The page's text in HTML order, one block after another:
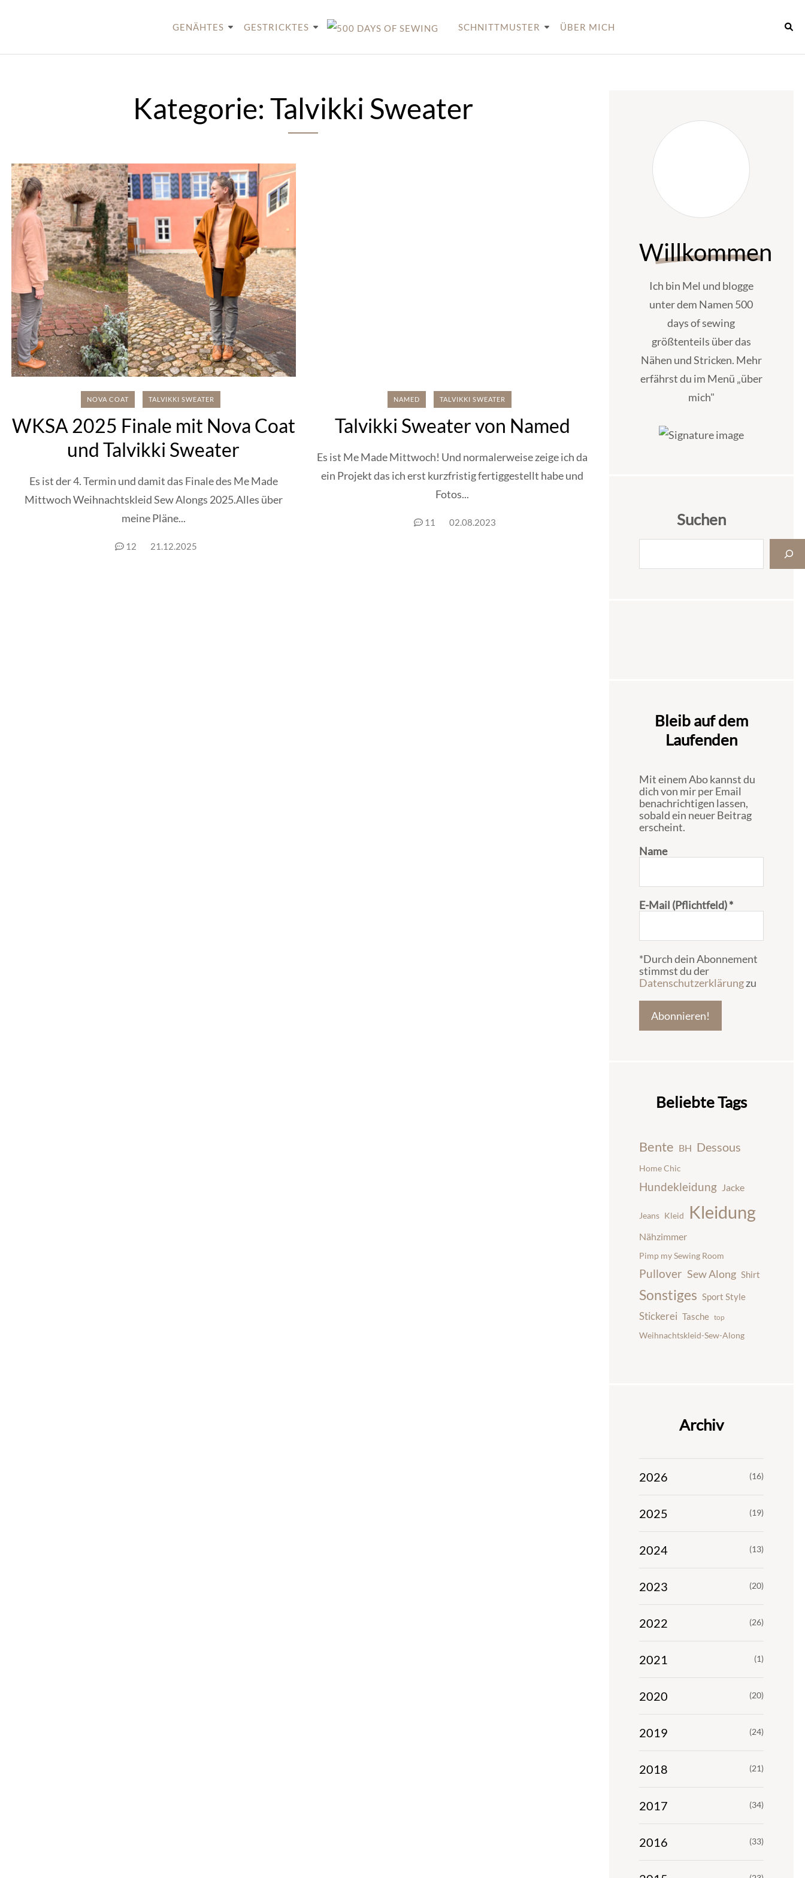
GENÄHTES GESTRICKTES SCHNITTMUSTER ÜBER MICH
Kategorie: Talvikki Sweater
NOVA COAT TALVIKKI SWEATER
WKSA 2025 Finale mit Nova Coat
und Talvikki Sweater
Es ist der 4. Termin und damit das Finale des Me Made
Mittwoch Weihnachtskleid Sew Alongs 2025.Alles über
meine Pläne...
12 21.12.2025
NAMED TALVIKKI SWEATER
Talvikki Sweater von Named
Es ist Me Made Mittwoch! Und normalerweise zeige ich da
ein Projekt das ich erst kurzfristig fertiggestellt habe und
Fotos...
11 02.08.2023
Willkommen
Ich bin Mel und blogge
unter dem Namen 500
days of sewing
größtenteils über das
Nähen und Stricken. Mehr
erfährst du im Menü „über
mich"
Suchen
Bleib auf dem
Laufenden
Mit einem Abo kannst du
dich von mir per Email
benachrichtigen lassen,
sobald ein neuer Beitrag
erscheint.
Name
E-Mail (Pflichtfeld)*
*Durch dein Abonnement
stimmst du der
Datenschutzerklärungzu
Beliebte Tags
Bente BH Dessous
Home Chic
Hundekleidung Jacke
Jeans Kleid Kleidung
Nähzimmer
Pimp my Sewing Room
Pullover Sew Along Shirt
Sonstiges Sport Style
Stickerei Tasche top
Weihnachtskleid-Sew-Along
Archiv
2026 (16)
2025 (19)
2024 (13)
2023 (20)
2022 (26)
2021 (1)
2020 (20)
2019 (24)
2018 (21)
2017 (34)
2016 (33)